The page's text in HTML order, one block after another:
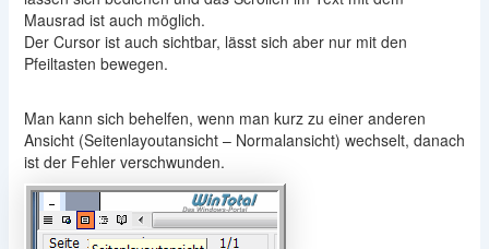
Mausrad ist auch möglich.
Der Cursor ist auch sichtbar, lässt sich aber nur mit den
Pfeiltasten bewegen.
Man kann sich behelfen, wenn man kurz zu einer anderen
Ansicht (Seitenlayoutansicht – Normalansicht) wechselt, danach
ist der Fehler verschwunden.